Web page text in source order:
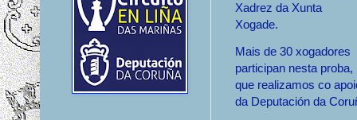
Xadrez da Xunta
Xogade.
Mais de 30 xogadores
participan nesta proba,
que realizamos co
da Deputación da